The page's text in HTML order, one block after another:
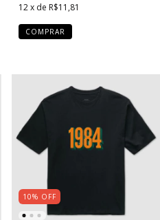
12 x de R$11,81
COMPRAR
10% OFF